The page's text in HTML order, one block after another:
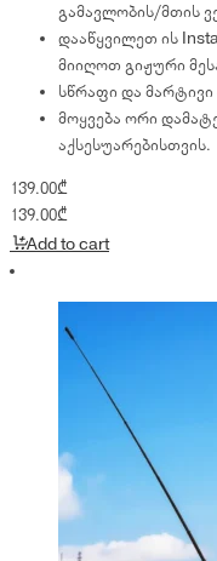
გამავლობის/მთის
დააწყვილეთ ის
მიიღოთ გიჟური
სწრაფი და მარტივი
მოყვება ორი
აქსესუარებისთვის.
139.00₾
139.00₾
Add to cart